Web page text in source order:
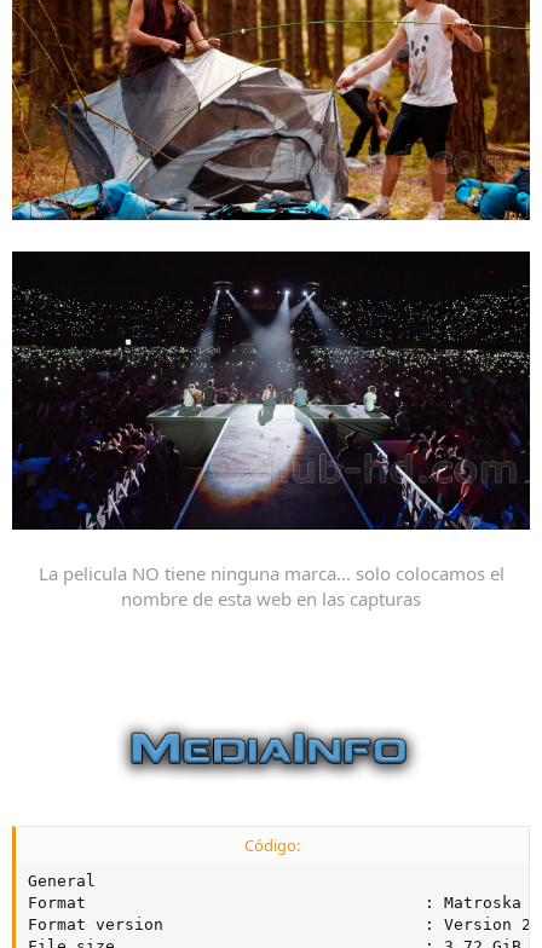
La pelicula NO tiene ninguna marca... solo colocamos el
nombre de esta web en las capturas
Código:
General
Format                                   : Matroska
Format version                           : Version 2